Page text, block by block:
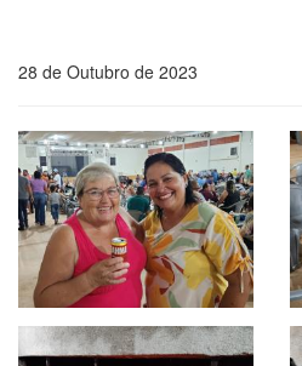
28 de Outubro de 2023